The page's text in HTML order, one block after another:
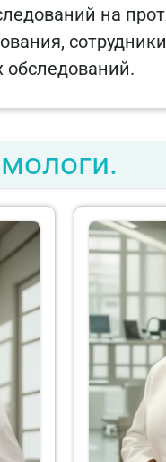
на
обследований.